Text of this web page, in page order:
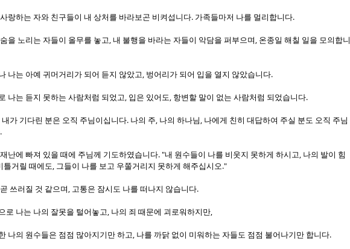
사랑하는 자와 친구들이 내 상처를 바라보곤 비켜섭니다. 가족들마저 나를 멀리합니다.
숨을 노리는 자들이 올무를 놓고, 내 불행을 바라는 자들이 악담을 퍼부으며, 온종일 해칠 일을 모의합니
나 나는 아예 귀머거리가 되어 듣지 않았고, 벙어리가 되어 입을 열지 않았습니다.
로 나는 듣지 못하는 사람처럼 되었고, 입은 있어도, 항변할 말이 없는 사람처럼 되었습니다.
, 내가 기다린 분은 오직 주님이십니다. 나의 주, 나의 하나님, 나에게 친히 대답하여 주실 분도 오직 주님
재난에 빠져 있을 때에 주님께 기도하였습니다. "내 원수들이 나를 비웃지 못하게 하시고, 나의 발이 힘
틀거릴 때에도, 그들이 나를 보고 우쭐거리지 못하게 해주십시오."
곧 쓰러질 것 같으며, 고통은 잠시도 나를 떠나지 않습니다.
으로 나는 나의 잘못을 털어놓고, 나의 죄 때문에 괴로워하지만,
한 나의 원수들은 점점 많아지기만 하고, 나를 까닭 없이 미워하는 자들도 점점 불어나기만 합니다.